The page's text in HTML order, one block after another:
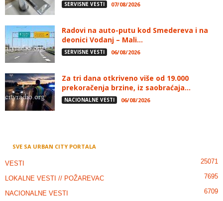
SERVISNE VESTI 07/08/2026
Radovi na auto-putu kod Smedereva i na
deonici Vodanj – Mali...
SERVISNE VESTI 06/08/2026
Za tri dana otkriveno više od 19.000
prekoračenja brzine, iz saobraćaja...
NACIONALNE VESTI 06/08/2026
SVE SA URBAN CITY PORTALA
VESTI 25071
LOKALNE VESTI // POŽAREVAC 7695
NACIONALNE VESTI 6709